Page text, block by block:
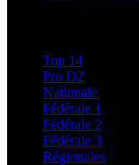
Top 14
Pro D2
Nationale
Fédérale 1
Fédérale 2
Fédérale 3
Régionales